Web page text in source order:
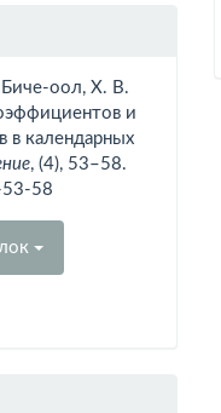
оол, Х. В.
и
в календарных
, (4), 53–58.
58